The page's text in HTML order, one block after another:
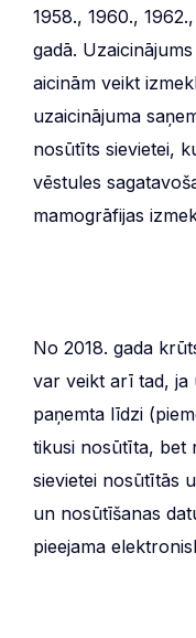
1958., 1960.,
gadā.
aicinām veikt
uzaicinājuma
nosūtīts sievietei,
vēstules
mamogrāfijas
No 2018. gada
var veikt arī tad, ja
paņemta līdzi
tikusi nosūtīta, bet
sievietei nosūtītās
un nosūtīšanas
pieejama